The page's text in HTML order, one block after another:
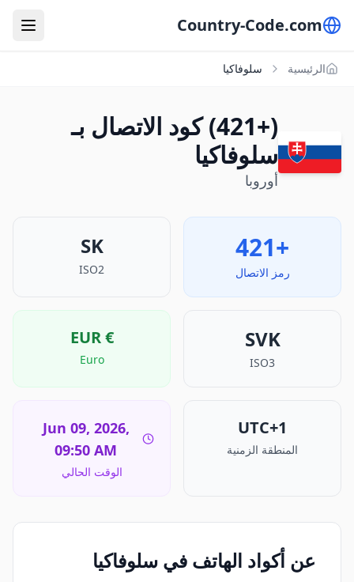
Country-Code.com
الرئيسية سلوفاكيا
(+421) كود الاتصال بـ
سلوفاكيا
أوروبا
+421
رمز الاتصال
SK
ISO2
SVK
ISO3
€
EUR
Euro
UTC+1
المنطقة الزمنية
Jun 09, 2026,
09:50 AM
الوقت الحالي
عن أكواد الهاتف في سلوفاكيا